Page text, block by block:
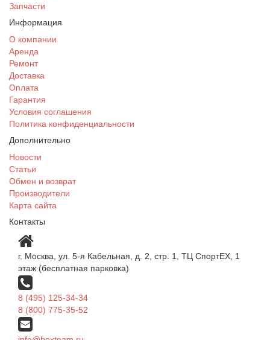
Запчасти
Информация
О компании
Аренда
Ремонт
Доставка
Оплата
Гарантия
Условия соглашения
Политика конфиденциальности
Дополнительно
Новости
Статьи
Обмен и возврат
Производители
Карта сайта
Контакты
г. Москва, ул. 5-я Кабельная, д. 2, стр. 1, ТЦ СпортEX, 1
этаж (бесплатная парковка)
8 (495) 125-34-34
8 (800) 775-35-52